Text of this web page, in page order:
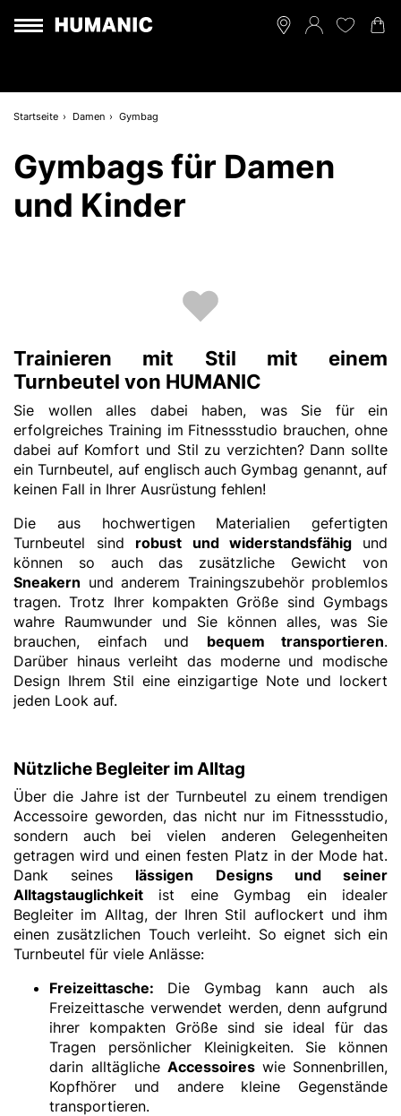
Startseite Damen Gymbag
Gymbags für Damen
und Kinder
Trainieren mit Stil mit einem
Turnbeutel von HUMANIC
Sie wollen alles dabei haben, was Sie für ein
erfolgreiches Training im Fitnessstudio brauchen, ohne
dabei auf Komfort und Stil zu verzichten? Dann sollte
ein Turnbeutel, auf englisch auch Gymbag genannt, auf
keinen Fall in Ihrer Ausrüstung fehlen!
Die aus hochwertigen Materialien gefertigten
Turnbeutel sind robust und widerstandsfähig und
können so auch das zusätzliche Gewicht von
Sneakern und anderem Trainingszubehör problemlos
tragen. Trotz Ihrer kompakten Größe sind Gymbags
wahre Raumwunder und Sie können alles, was Sie
brauchen, einfach und bequem transportieren.
Darüber hinaus verleiht das moderne und modische
Design Ihrem Stil eine einzigartige Note und lockert
jeden Look auf.
Nützliche Begleiter im Alltag
Über die Jahre ist der Turnbeutel zu einem trendigen
Accessoire geworden, das nicht nur im Fitnessstudio,
sondern auch bei vielen anderen Gelegenheiten
getragen wird und einen festen Platz in der Mode hat.
Dank seines lässigen Designs und seiner
Alltagstauglichkeit ist eine Gymbag ein idealer
Begleiter im Alltag, der Ihren Stil auflockert und ihm
einen zusätzlichen Touch verleiht. So eignet sich ein
Turnbeutel für viele Anlässe:
Freizeittasche: Die Gymbag kann auch als
Freizeittasche verwendet werden, denn aufgrund
ihrer kompakten Größe sind sie ideal für das
Tragen persönlicher Kleinigkeiten. Sie können
darin alltägliche Accessoires wie Sonnenbrillen,
Kopfhörer und andere kleine Gegenstände
transportieren.